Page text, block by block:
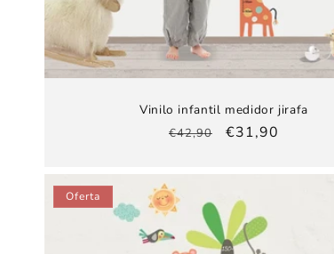
Vinilo infantil medidor jirafa
Precio
€42,90
Precio
oferta
€31,90
Oferta